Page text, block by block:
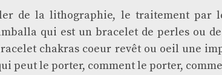
de la lithographie, le traitement par
qui est un bracelet de perles ou
chakras coeur revêt ou oeil une
peut le porter, comment le porter,